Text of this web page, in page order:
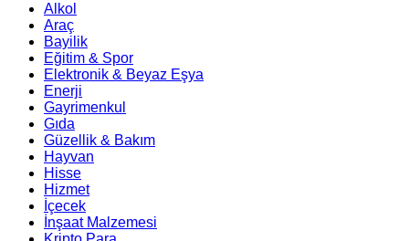
Alkol
Araç
Bayilik
Eğitim & Spor
Elektronik & Beyaz Eşya
Enerji
Gayrimenkul
Gıda
Güzellik & Bakım
Hayvan
Hisse
Hizmet
İçecek
İnşaat Malzemesi